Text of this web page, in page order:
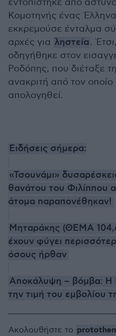
εντοπίστηκε από
Κομοτηνής ένας
εκκρεμούσε ένταλμα
αρχές για ληστεία.
οδηγήθηκε στον
Ροδόπης, που διέταξε
ανακριτή από τον οποίο
απολογηθεί.
Ειδήσεις σήμερα:
«Τσουνάμι»
θανάτου του Φιλίππου
άτομα παραπονέθηκαν!
Μηταράκης (ΘΕΜΑ
έχουν φύγει
όσους ήρθαν
Αποκάλυψη – βόμβα: Η
την τιμή του εμβολίου
Ακολουθήστε το